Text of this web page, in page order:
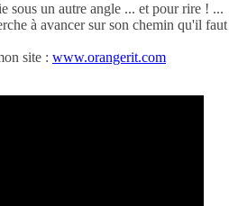
sous un autre angle ... et pour rire ! ...
à avancer sur son chemin qu'il faut
site : www.orangerit.com